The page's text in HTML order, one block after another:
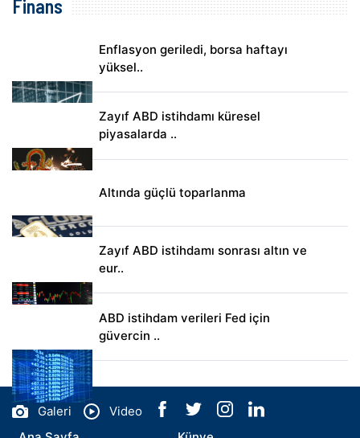
Finans
Enflasyon geriledi, borsa haftayı
yüksel..
Zayıf ABD istihdamı küresel
piyasalarda ..
Altında güçlü toparlanma
Zayıf ABD istihdamı sonrası altın ve
eur..
ABD istihdam verileri Fed için
güvercin ..
Galeri
Video